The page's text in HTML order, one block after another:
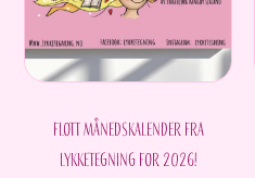
Flott månedskalender fra
Lykketegning for 2026!